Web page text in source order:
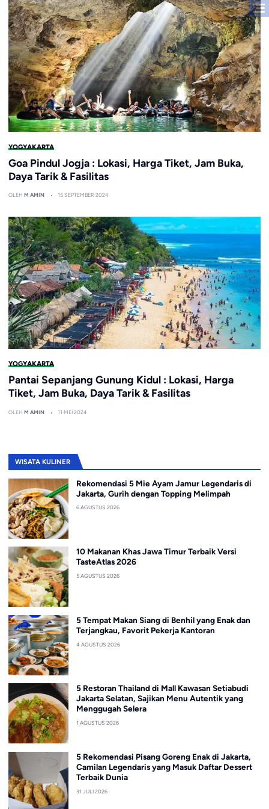
YOGYAKARTA
Goa Pindul Jogja : Lokasi, Harga Tiket, Jam Buka,
Daya Tarik & Fasilitas
OLEH M AMIN 15 SEPTEMBER 2024
YOGYAKARTA
Pantai Sepanjang Gunung Kidul : Lokasi, Harga
Tiket, Jam Buka, Daya Tarik & Fasilitas
OLEH M AMIN 11 MEI 2024
WISATA KULINER
Rekomendasi 5 Mie Ayam Jamur Legendaris di
Jakarta, Gurih dengan Topping Melimpah
6 AGUSTUS 2026
10 Makanan Khas Jawa Timur Terbaik Versi
TasteAtlas 2026
5 AGUSTUS 2026
5 Tempat Makan Siang di Benhil yang Enak dan
Terjangkau, Favorit Pekerja Kantoran
4 AGUSTUS 2026
5 Restoran Thailand di Mall Kawasan Setiabudi
Jakarta Selatan, Sajikan Menu Autentik yang
Menggugah Selera
1 AGUSTUS 2026
5 Rekomendasi Pisang Goreng Enak di Jakarta,
Camilan Legendaris yang Masuk Daftar Dessert
Terbaik Dunia
31 JULI 2026